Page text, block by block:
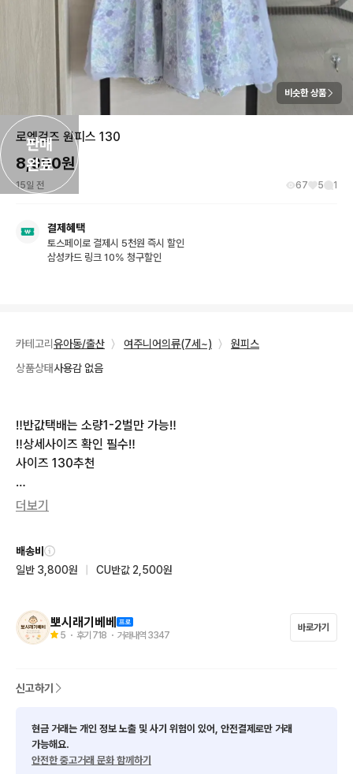
판매
완료
비슷한 상품
로엠걸즈 원피스 130
8,900원
15일 전 67 5 1
결제혜택
토스페이로 결제시 5천원 즉시 할인
삼성카드 링크 10% 청구할인
카테고리 유아동/출산 〉 여주니어의류(7세~) 〉
원피스
상품상태사용감 없음
‼️반값택배는 소량1-2벌만 가능‼️
‼️상세사이즈 확인 필수‼️
사이즈 130추천
상태 양호
착용했을 때 핏이 더욱 예쁘게 살아나요✨️
특별한 날 입히기 좋은 추천템입니다👍🏻
❣️❣️❣️❣️❣️❣️❣️❣️❣️❣️❣️❣️❣️❣️❣️❣️❣️
다만 빈티지(중고) 제품 특성상
하자는 최대한 촬영해 안내드리지만
간혹 놓칠 수 있는 부분이 있을 수 있으니 양해 부탁드립니다🙏
👉 빈티지 특성 이해하시는 분들만 구매 부탁드립니다.
더보기
배송비
일반 3,800원
CU반값 2,500원
뽀시래기베베
5 ・ 후기 718 ・ 거래내역 3347
바로가기
신고하기
현금 거래는 개인 정보 노출 및 사기 위험이 있어, 안전결제로만 거래
가능해요.
안전한 중고거래 문화 함께하기